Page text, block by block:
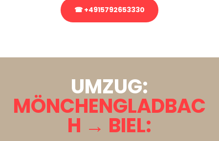
☎ +4915792653330
UMZUG:
MÖNCHENGLADBAC
H → BIEL: